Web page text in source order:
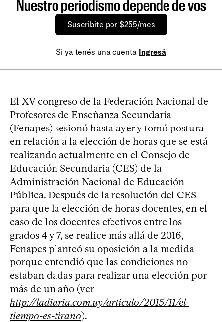
Nuestro periodismo depende de vos
Suscribite por $255/mes
Si ya tenés una cuenta Ingresá
El XV congreso de la Federación Nacional de
Profesores de Enseñanza Secundaria
(Fenapes) sesionó hasta ayer y tomó postura
en relación a la elección de horas que se está
realizando actualmente en el Consejo de
Educación Secundaria (CES) de la
Administración Nacional de Educación
Pública. Después de la resolución del CES
para que la elección de horas docentes, en el
caso de los docentes efectivos entre los
grados 4 y 7, se realice más allá de 2016,
Fenapes planteó su oposición a la medida
porque entendió que las condiciones no
estaban dadas para realizar una elección por
más de un año (ver
http://ladiaria.com.uy/articulo/2015/11/el-
tiempo-es-tirano).